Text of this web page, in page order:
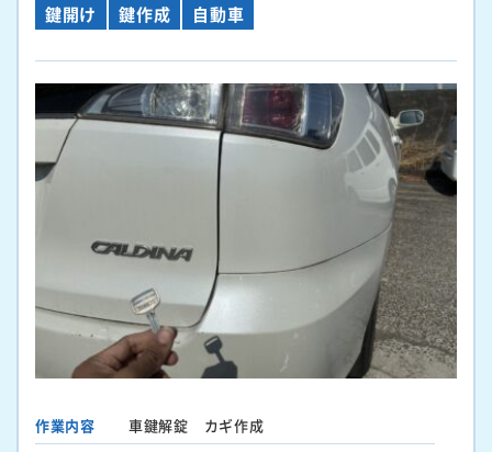
鍵開け 鍵作成 自動車
作業内容
車鍵解錠 カギ作成